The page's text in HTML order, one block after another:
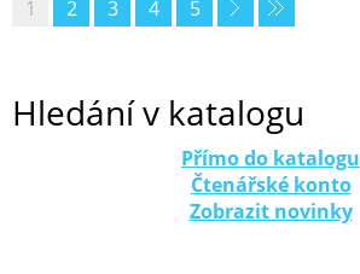
1 2 3 4 5
Hledání v katalogu
Přímo do katalogu
Čtenářské konto
Zobrazit novinky